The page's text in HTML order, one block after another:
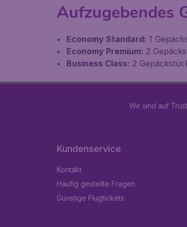
Aufzugebendes
Economy Standard: 1
Economy Premium: 2
Business Class: 2
Wir sind auf
Kundenservice
Kontakt
Häufig gestellte Fragen
Günstige Flugtickets